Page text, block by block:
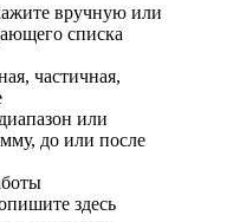
вручную или
списка
частичная,
или
до или после
здесь